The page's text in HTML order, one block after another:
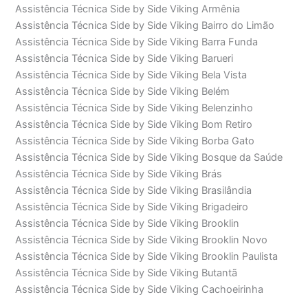
Assistência Técnica Side by Side Viking Armênia
Assistência Técnica Side by Side Viking Bairro do Limão
Assistência Técnica Side by Side Viking Barra Funda
Assistência Técnica Side by Side Viking Barueri
Assistência Técnica Side by Side Viking Bela Vista
Assistência Técnica Side by Side Viking Belém
Assistência Técnica Side by Side Viking Belenzinho
Assistência Técnica Side by Side Viking Bom Retiro
Assistência Técnica Side by Side Viking Borba Gato
Assistência Técnica Side by Side Viking Bosque da Saúde
Assistência Técnica Side by Side Viking Brás
Assistência Técnica Side by Side Viking Brasilândia
Assistência Técnica Side by Side Viking Brigadeiro
Assistência Técnica Side by Side Viking Brooklin
Assistência Técnica Side by Side Viking Brooklin Novo
Assistência Técnica Side by Side Viking Brooklin Paulista
Assistência Técnica Side by Side Viking Butantã
Assistência Técnica Side by Side Viking Cachoeirinha